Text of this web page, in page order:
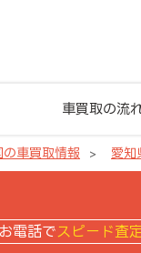
車買取の流
の車買取情報 愛知
お電話で スピード査